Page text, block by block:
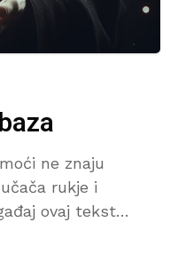
ne znaju
rukje i
ovaj tekst
se bave sihrom i